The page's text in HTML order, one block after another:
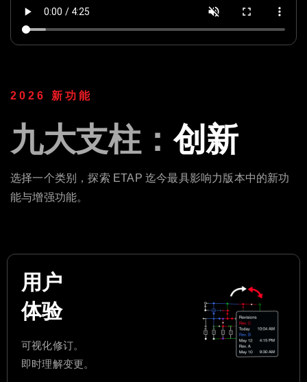
2026 新功能
九大支柱：创新
选择一个类别，探索 ETAP 迄今最具影响力版本中的新功
能与增强功能。
用户
体验
可视化修订。
即时理解变更。